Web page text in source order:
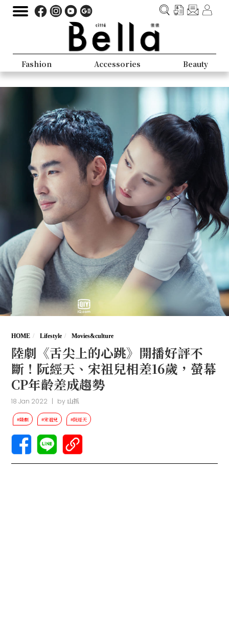
Fashion Accessories Beauty
HOME Lifestyle Movies&culture
陸劇《舌尖上的心跳》開播好評不
斷！阮經天、宋祖兒相差16歲，螢幕
CP年齡差成趨勢
18 Jan 2022 | by 山抓
#陸劇 #宋祖兒 #阮經天